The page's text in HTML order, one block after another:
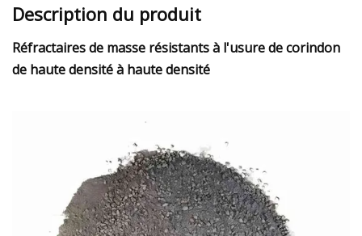
Description du produit
Réfractaires de masse résistants à l'usure de corindon
de haute densité à haute densité